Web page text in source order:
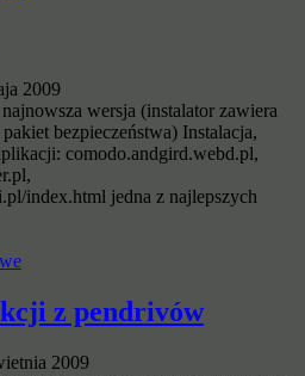
2009
wersja (instalator zawiera
bezpieczeństwa) Instalacja,
comodo.andgird.webd.pl,
index.html jedna z najlepszych
z pendrivów
2009